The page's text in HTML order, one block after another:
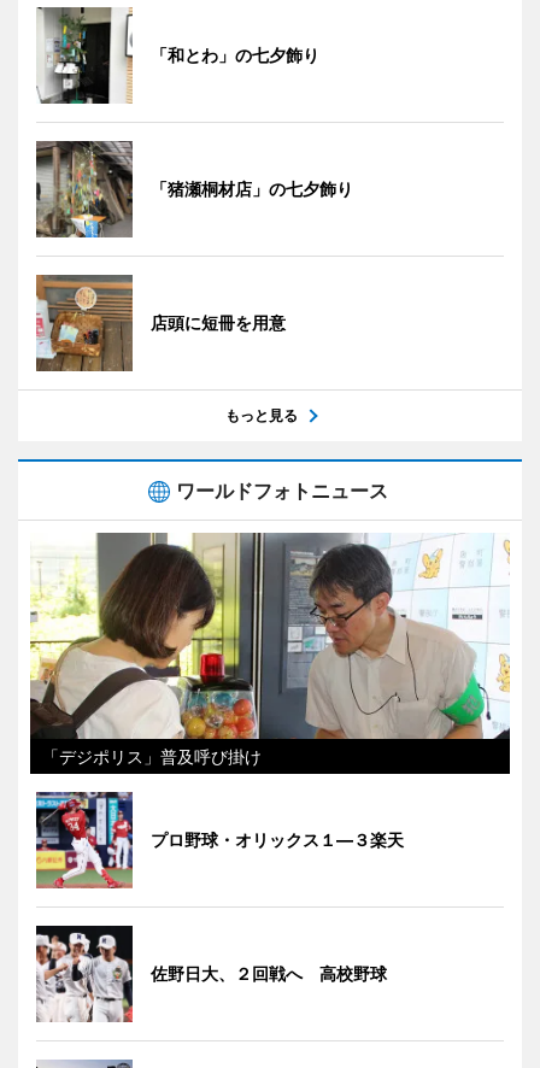
「和とわ」の七夕飾り
「猪瀬桐材店」の七夕飾り
店頭に短冊を用意
もっと見る
ワールドフォトニュース
「デジポリス」普及呼び掛け
プロ野球・オリックス１―３楽天
佐野日大、２回戦へ 高校野球